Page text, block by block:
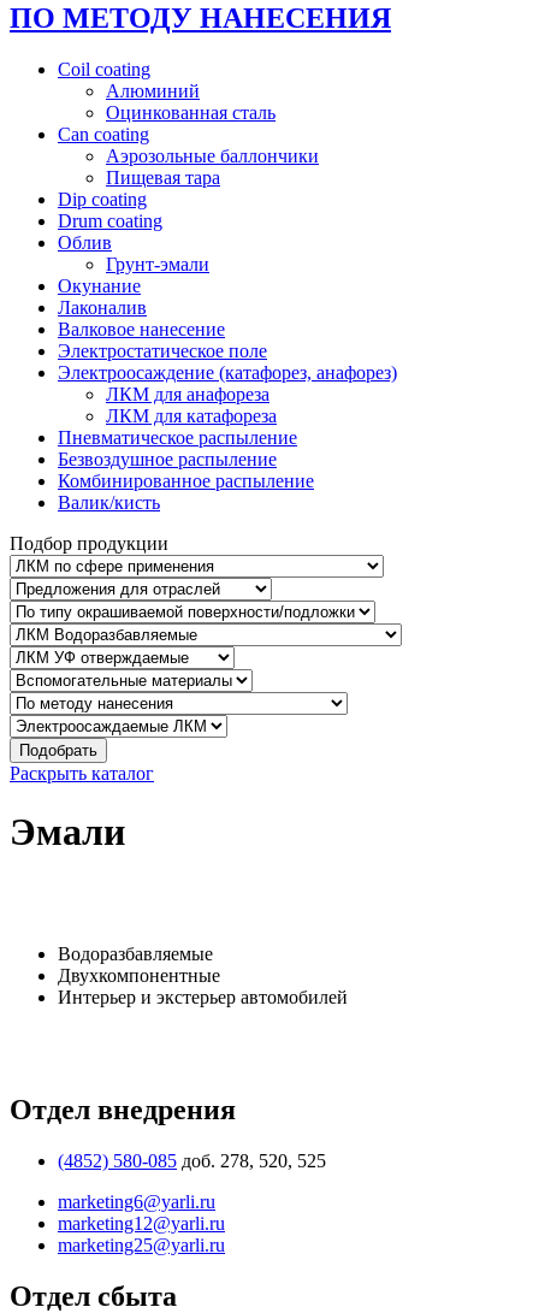
ПО МЕТОДУ НАНЕСЕНИЯ
Coil coating
Алюминий
Оцинкованная сталь
Can coating
Аэрозольные баллончики
Пищевая тара
Dip coating
Drum coating
Облив
Грунт-эмали
Окунание
Лаконалив
Валковое нанесение
Электростатическое поле
Электроосаждение (катафорез, анафорез)
ЛКМ для анафореза
ЛКМ для катафореза
Пневматическое распыление
Безвоздушное распыление
Комбинированное распыление
Валик/кисть
Подбор продукции
Подобрать
Раскрыть каталог
Эмали
Водоразбавляемые
Двухкомпонентные
Интерьер и экстерьер автомобилей
Отдел внедрения
(4852) 580-085 доб. 278, 520, 525
marketing6@yarli.ru
marketing12@yarli.ru
marketing25@yarli.ru
Отдел сбыта